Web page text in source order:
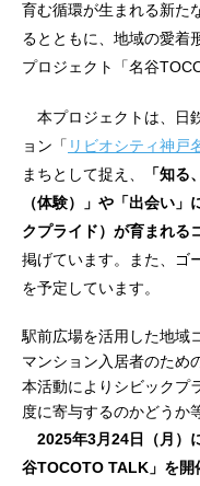
育む循環が生まれる新た
るとともに、地域の愛着
プロジェクト「名谷
本プロジェクトは、日
ョン「 リビオシティ神戸
まちとして捉え、
「知
（体験）」や「出会い
クプライド）が育まれる
掲げています。また、ゴ
を予定しています。
駅前広場を活用した地域
マンション入居者のため
本活動によりシビックプ
度に寄与するのかどうか
2025年3月24日（月）
谷TOCOTO TALK」を開